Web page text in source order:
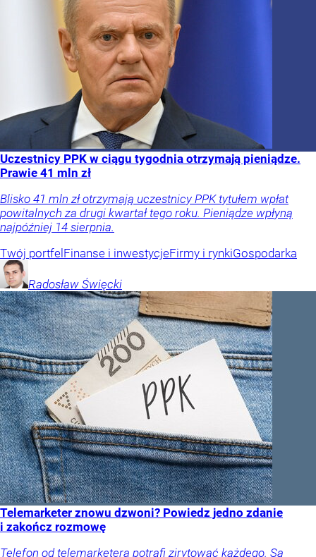
Uczestnicy PPK w ciągu tygodnia otrzymają pieniądze.
Prawie 41 mln zł
Blisko 41 mln zł otrzymają uczestnicy PPK tytułem wpłat
powitalnych za drugi kwartał tego roku. Pieniądze wpłyną
najpóźniej 14 sierpnia.
Twój portfelFinanse i inwestycjeFirmy i rynkiGospodarka
Radosław Święcki
Telemarketer znowu dzwoni? Powiedz jedno zdanie
i zakończ rozmowę
Telefon od telemarketera potrafi zirytować każdego. Są